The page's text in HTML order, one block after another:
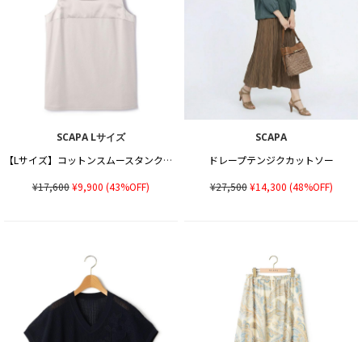
SCAPA Lサイズ
【Lサイズ】コットンスムースタンクトップカットソー
¥17,600¥9,900 (43%OFF)
SCAPA
ドレープテンジクカットソー
¥27,500¥14,300 (48%OFF)